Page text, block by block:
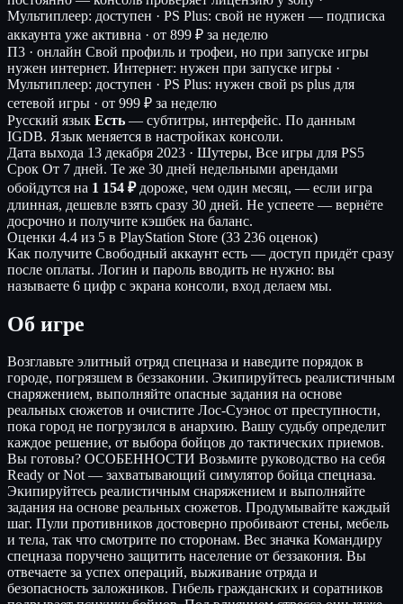
Мультиплеер: доступен · PS Plus: свой не нужен — подписка
аккаунта уже активна · от 899 ₽ за неделю
П3 · онлайн Свой профиль и трофеи, но при запуске игры
нужен интернет. Интернет: нужен при запуске игры ·
Мультиплеер: доступен · PS Plus: нужен свой ps plus для
сетевой игры · от 999 ₽ за неделю
Русский язык Есть — субтитры, интерфейс. По данным
IGDB. Язык меняется в настройках консоли.
Дата выхода 13 декабря 2023 · Шутеры, Все игры для PS5
Срок От 7 дней. Те же 30 дней недельными арендами
обойдутся на 1 154 ₽дороже, чем один месяц, — если игра
длинная, дешевле взять сразу 30 дней. Не успеете — вернёте
досрочно и получите кэшбек на баланс.
Оценки 4.4 из 5 в PlayStation Store (33 236 оценок)
Как получите Свободный аккаунт есть — доступ придёт сразу
после оплаты. Логин и пароль вводить не нужно: вы
называете 6 цифр с экрана консоли, вход делаем мы.
Об игре
Возглавьте элитный отряд спецназа и наведите порядок в
городе, погрязшем в беззаконии. Экипируйтесь реалистичным
снаряжением, выполняйте опасные задания на основе
реальных сюжетов и очистите Лос-Суэнос от преступности,
пока город не погрузился в анархию. Вашу судьбу определит
каждое решение, от выбора бойцов до тактических приемов.
Вы готовы? ОСОБЕННОСТИ Возьмите руководство на себя
Ready or Not — захватывающий симулятор бойца спецназа.
Экипируйтесь реалистичным снаряжением и выполняйте
задания на основе реальных сюжетов. Продумывайте каждый
шаг. Пули противников достоверно пробивают стены, мебель
и тела, так что смотрите по сторонам. Вес значка Командиру
спецназа поручено защитить население от беззакония. Вы
отвечаете за успех операций, выживание отряда и
безопасность заложников. Гибель гражданских и соратников